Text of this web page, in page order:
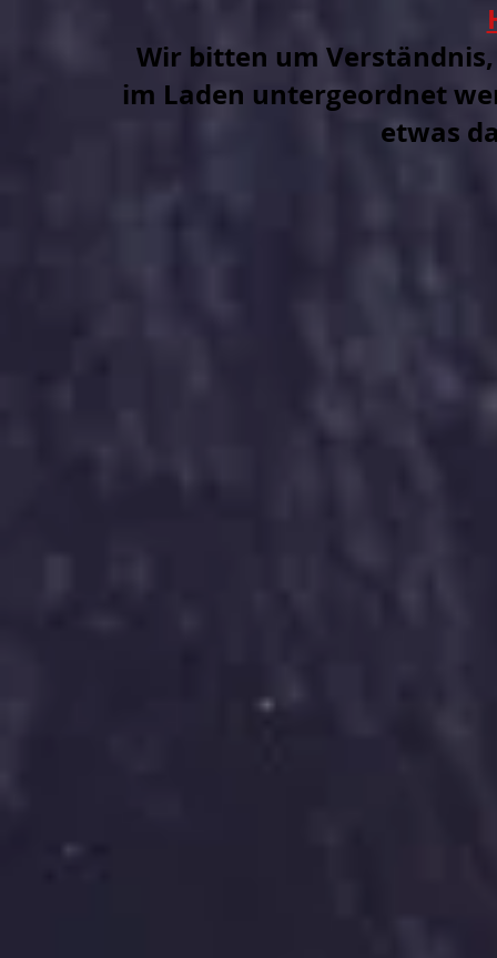
Wir bitten um Verständnis,
im Laden untergeordnet
etwas